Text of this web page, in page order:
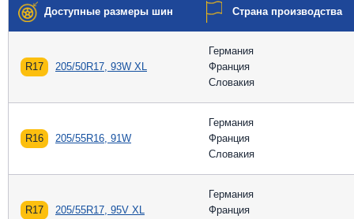
Доступные размеры шин Страна производства
R17 205/50R17, 93W XL
Германия
Франция
Словакия
R16 205/55R16, 91W
Германия
Франция
Словакия
R17 205/55R17, 95V XL
Германия
Франция